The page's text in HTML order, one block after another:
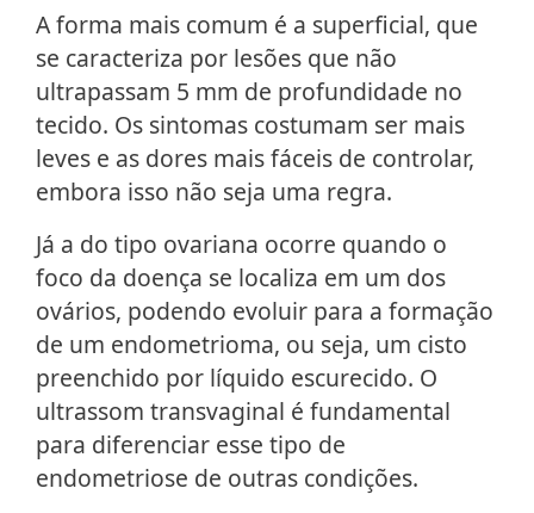
A forma mais comum é a superficial, que
se caracteriza por lesões que não
ultrapassam 5 mm de profundidade no
tecido. Os sintomas costumam ser mais
leves e as dores mais fáceis de controlar,
embora isso não seja uma regra.
Já a do tipo ovariana ocorre quando o
foco da doença se localiza em um dos
ovários, podendo evoluir para a formação
de um endometrioma, ou seja, um cisto
preenchido por líquido escurecido. O
ultrassom transvaginal é fundamental
para diferenciar esse tipo de
endometriose de outras condições.